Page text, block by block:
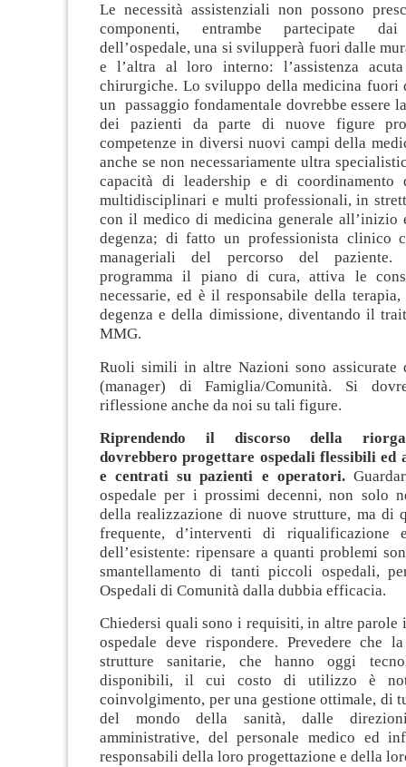
Le necessità assistenziali non possono
componenti, entrambe partecipate dai
dell’ospedale, una si svilupperà fuori dalle
e l’altra al loro interno: l’assistenza
chirurgiche. Lo sviluppo della medicina fuori
un passaggio fondamentale dovrebbe essere
dei pazienti da parte di nuove figure
competenze in diversi nuovi campi della
anche se non necessariamente ultra
capacità di leadership e di coordinamento
multidisciplinari e multi professionali, in
con il medico di medicina generale all’inizio
degenza; di fatto un professionista clinico
manageriali del percorso del paziente.
programma il piano di cura, attiva le
necessarie, ed è il responsabile della
degenza e della dimissione, diventando il
MMG.
Ruoli simili in altre Nazioni sono assicurate
(manager) di Famiglia/Comunità. Si
riflessione anche da noi su tali figure.
Riprendendo il discorso della
dovrebbero progettare ospedali flessibili ed
e centrati su pazienti e operatori.
ospedale per i prossimi decenni, non solo
della realizzazione di nuove strutture, ma di
frequente, d’interventi di riqualificazione
dell’esistente: ripensare a quanti problemi
smantellamento di tanti piccoli ospedali,
Ospedali di Comunità dalla dubbia efficacia.
Chiedersi quali sono i requisiti, in altre parole
ospedale deve rispondere. Prevedere che
strutture sanitarie, che hanno oggi
disponibili, il cui costo di utilizzo è
coinvolgimento, per una gestione ottimale, di
del mondo della sanità, dalle
amministrative, del personale medico ed
responsabili della loro progettazione e della